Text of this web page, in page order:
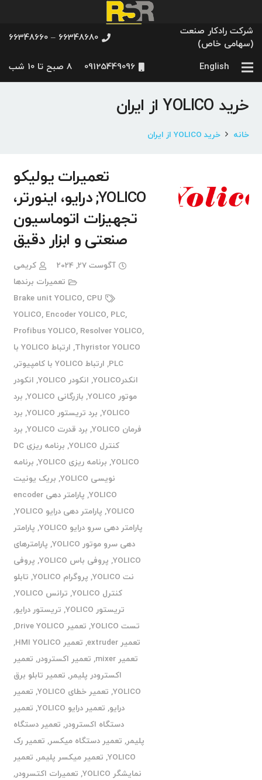
شرکت رادکار صنعت
(سهامی خاص)
66348680 – 66348660
English
09125449096 8 صبح تا 10 شب
خرید YOLICO از ایران
خانه خرید YOLICO از ایران
تعمیرات یولیکو
YOLICO; درایو، اینورتر،
تجهیزات اتوماسیون
صنعتی و ابزار دقیق
آگوست 27, 2024
کریمی
تعمیرات برندها
Brake unit YOLICO, CPU
YOLICO, Encoder YOLICO, PLC,
Profibus YOLICO, Resolver YOLICO,
Thyristor YOLICO
,
ارتباط YOLICO با
PLC
, ارتباط YOLICO با کامپیوتر
,
انکدرYOLICO
, انکودر YOLICO , انکودر
موتور YOLICO
, بازرگانی YOLICO , برد
YOLICO
, برد تریستور YOLICO , برد
فرمان YOLICO
, برد قدرت YOLICO , برد
کنترل YOLICO
,
برنامه ریزی DC
YOLICO
, برنامه ریزی YOLICO , برنامه
نویسی YOLICO
, بریک یونیت
YOLICO
,
پارامتر دهی encoder
YOLICO
, پارامتر دهی درایو YOLICO
,
پارامتر دهی سرو درایو YOLICO
, پارامتر
دهی سرو موتور YOLICO
, پارامترهای
YOLICO
, پروفی باس YOLICO , پروفی
نت YOLICO
, پروگرام YOLICO , تابلو
کنترل YOLICO
, ترانس YOLICO
,
تریستور YOLICO
, تریستور درایو,
تست YOLICO
, تعمیر Drive YOLICO
,
تعمیر extruder
, تعمیر HMI YOLICO
,
تعمیر mixer
, تعمیر اکسترودر, تعمیر
اکسترودر پلیمر, تعمیر تابلو برق
YOLICO
, تعمیر خطای YOLICO , تعمیر
درایو, تعمیر درایو YOLICO , تعمیر
دستگاه اکسترودر, تعمیر دستگاه
پلیمر, تعمیر دستگاه میکسر, تعمیر رک
YOLICO
, تعمیر میکسر پلیمر, تعمیر
نمایشگر YOLICO
, تعمیرات اکتسرودر,